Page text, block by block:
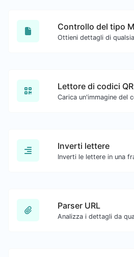
Lettore di codici QR
Inverti lettere
Parser URL